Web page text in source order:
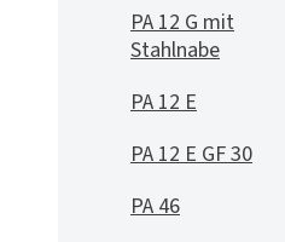
PA 12 G mit
Stahlnabe
PA 12 E
PA 12 E GF 30
PA 46